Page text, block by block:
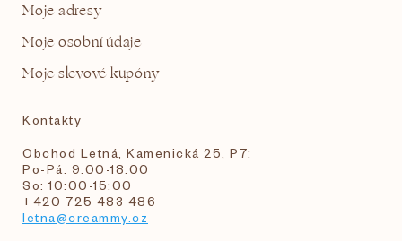
Moje adresy
Moje osobní údaje
Moje slevové kupóny
Kontakty
Obchod Letná, Kamenická 25, P7:
Po-Pá: 9:00-18:00
So: 10:00-15:00
+420 725 483 486
letna@creammy.cz